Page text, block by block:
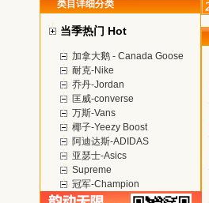
类目详细分类
当季热门 Hot
加拿大鹅 - Canada Goose
耐克-Nike
乔丹-Jordan
匡威-converse
万斯-Vans
椰子-Yeezy Boost
阿迪达斯-ADIDAS
亚瑟士-Asics
Supreme
冠军-Champion